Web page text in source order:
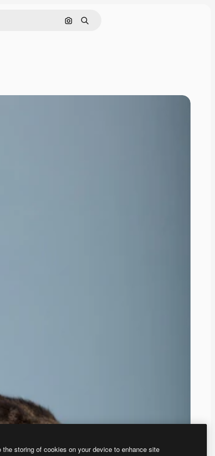
Поиск по изображению
Поиск
storing of cookies on your device to enhance site